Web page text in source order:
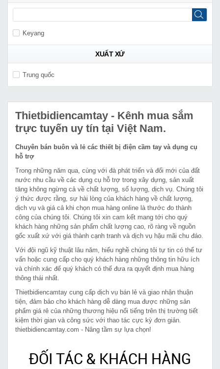
Keyang
XUẤT XỨ
Trung quốc
Thietbidiencamtay - Kênh mua sắm
trực tuyến uy tín tại Việt Nam.
Chuyên bán buôn và lẻ các thiết bị điện cầm tay và dụng cụ
hỗ trợ
Trong những năm qua, cùng với đà phát triển và đổi mới của đất
nước nhu cầu về các dụng cụ hỗ trợ trong xây dựng, sản xuất
tăng không ngừng cả về chất lượng, số lượng, dịch vụ. Chúng tôi
ý thức được rằng, sự hài lòng của khách hàng về chất lượng,
dịch vụ và giá cả khi chọn mua hàng online là thước đo thành
công của chúng tôi. Chúng tôi xin cam kết mang tới cho quý
khách hàng những sản phẩm chất lượng cao, rõ ràng về nguồn
gốc xuất xứ với giá thành cạnh tranh và dịch vụ hậu mãi chu đáo.
Với đội ngũ kỹ thuật lâu năm, hiểu nghề chúng tôi tự tin có thể tư
vấn hoặc cung cấp cho quý khách hàng những thông tin hữu ích
và chính xác để quý khách có thể đưa ra quyết định mua hàng
thông thái nhất.
Thietbidiencamtay cung cấp dịch vụ bán lẻ và giao nhận thuận
tiện, đảm bảo cho khách hàng dễ dàng mua được những sản
phẩm giá rẻ của những thương hiệu nổi tiếng trên thị trường tiết
kiệm thời gian và công sức với thao tác cực kỳ đơn giản.
thietbidiencamtay.com - Nâng tầm sự lựa chọn!
ĐỐI TÁC & KHÁCH HÀNG